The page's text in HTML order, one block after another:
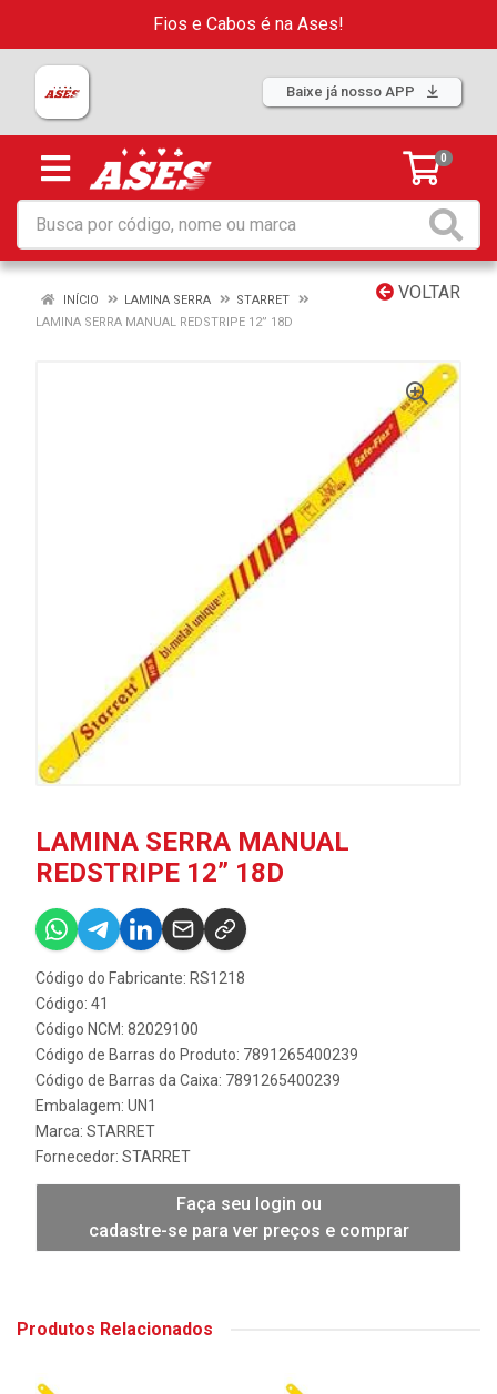
Fios e Cabos é na Ases!
Baixe já nosso APP
0
VOLTAR
INÍCIO LAMINA SERRA
STARRET
LAMINA SERRA MANUAL REDSTRIPE 12” 18D
LAMINA SERRA MANUAL
REDSTRIPE 12” 18D
Código do Fabricante: RS1218
Código: 41
Código NCM: 82029100
Código de Barras do Produto: 7891265400239
Código de Barras da Caixa: 7891265400239
Embalagem: UN1
Marca: STARRET
Fornecedor: STARRET
Faça seu login ou
cadastre-se para ver preços e comprar
Produtos Relacionados